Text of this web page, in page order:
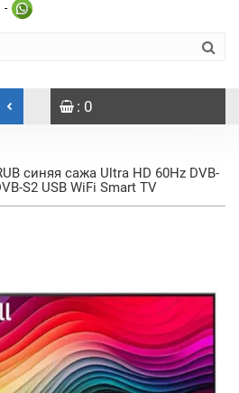
-
: 0
синяя сажа Ultra HD 60Hz DVB-
S2 USB WiFi Smart TV